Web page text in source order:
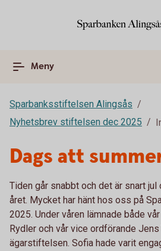
Meny
Sparbanksstiftelsen Alingsås
Nyhetsbrev stiftelsen dec 2025
Dags att
Tiden går snabbt och det är snart
året. Mycket har hänt hos oss på
2025. Under våren lämnade både
Rydler och vår vice ordförande
ägarstiftelsen. Sofia hade varit